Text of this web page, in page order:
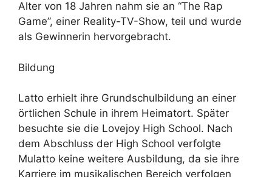
Alter von 18 Jahren nahm sie an “The Rap
Game”, einer Reality-TV-Show, teil und wurde
als Gewinnerin hervorgebracht.
Bildung
Latto erhielt ihre Grundschulbildung an einer
örtlichen Schule in ihrem Heimatort. Später
besuchte sie die Lovejoy High School. Nach
dem Abschluss der High School verfolgte
Mulatto keine weitere Ausbildung, da sie ihre
Karriere im musikalischen Bereich verfolgen